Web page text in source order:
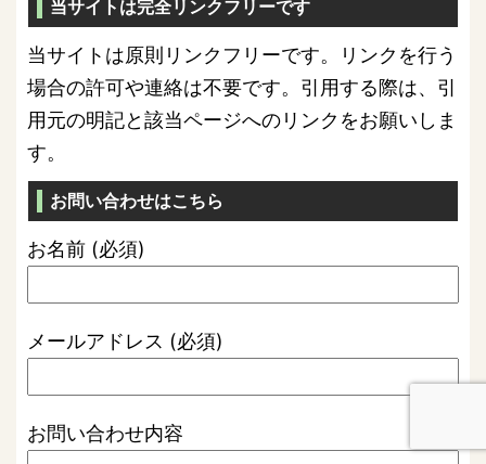
当サイトは完全リンクフリーです
当サイトは原則リンクフリーです。リンクを行う
場合の許可や連絡は不要です。引用する際は、引
用元の明記と該当ページへのリンクをお願いしま
す。
お問い合わせはこちら
お名前 (必須)
メールアドレス (必須)
お問い合わせ内容